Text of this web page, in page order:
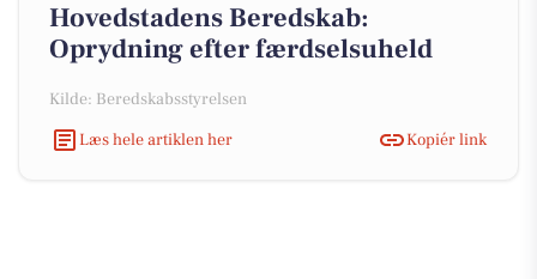
Hovedstadens Beredskab:
Oprydning efter færdselsuheld
Kilde: Beredskabsstyrelsen
Læs hele artiklen her
Kopiér link